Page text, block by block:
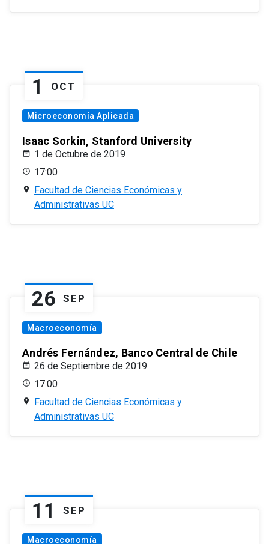
1 OCT
Microeconomía Aplicada
Isaac Sorkin, Stanford University
1 de Octubre de 2019
17:00
Facultad de Ciencias Económicas y
Administrativas UC
26 SEP
Macroeconomía
Andrés Fernández, Banco Central de Chile
26 de Septiembre de 2019
17:00
Facultad de Ciencias Económicas y
Administrativas UC
11 SEP
Macroeconomía